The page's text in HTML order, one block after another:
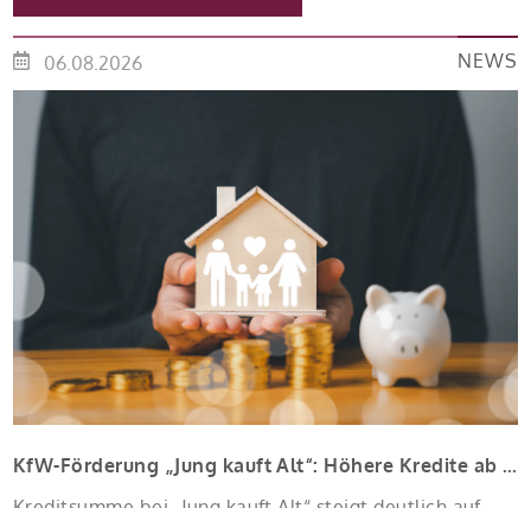
06.08.2026 NEWS
KfW-Förderung „Jung kauft Alt“: Höhere Kredite ab August 2026